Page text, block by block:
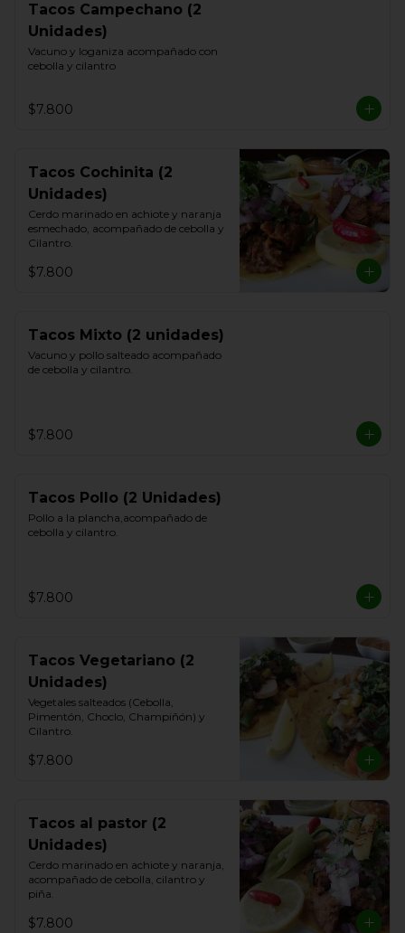
Tacos Campechano (2
Unidades)
Vacuno y loganiza acompañado con
cebolla y cilantro
$7.800
Tacos Cochinita (2
Unidades)
Cerdo marinado en achiote y naranja
esmechado, acompañado de cebolla y
Cilantro.
$7.800
Tacos Mixto (2 unidades)
Vacuno y pollo salteado acompañado
de cebolla y cilantro.
$7.800
Tacos Pollo (2 Unidades)
Pollo a la plancha,acompañado de
cebolla y cilantro.
$7.800
Tacos Vegetariano (2
Unidades)
Vegetales salteados (Cebolla,
Pimentón, Choclo, Champiñón) y
Cilantro.
$7.800
Tacos al pastor (2
Unidades)
Cerdo marinado en achiote y naranja,
acompañado de cebolla, cilantro y
piña.
$7.800